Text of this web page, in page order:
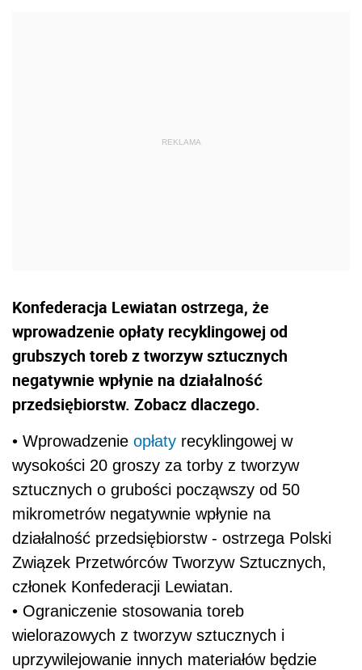
Konfederacja Lewiatan ostrzega, że
wprowadzenie opłaty recyklingowej od
grubszych toreb z tworzyw sztucznych
negatywnie wpłynie na działalność
przedsiębiorstw. Zobacz dlaczego.
• Wprowadzenie opłaty recyklingowej w
wysokości 20 groszy za torby z tworzyw
sztucznych o grubości począwszy od 50
mikrometrów negatywnie wpłynie na
działalność przedsiębiorstw - ostrzega Polski
Związek Przetwórców Tworzyw Sztucznych,
członek Konfederacji Lewiatan.
• Ograniczenie stosowania toreb
wielorazowych z tworzyw sztucznych i
uprzywilejowanie innych materiałów będzie